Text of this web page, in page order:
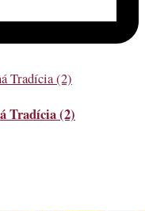
Tradícia (2)